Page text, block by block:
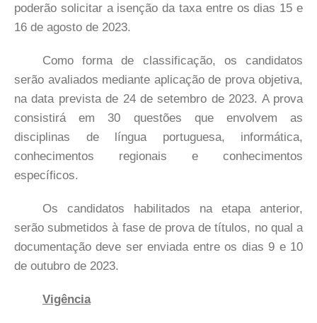
poderão solicitar a isenção da taxa entre os dias 15 e
16 de agosto de 2023.
Como forma de classificação, os candidatos
serão avaliados mediante aplicação de prova objetiva,
na data prevista de 24 de setembro de 2023. A prova
consistirá em 30 questões que envolvem as
disciplinas de língua portuguesa, informática,
conhecimentos regionais e conhecimentos
específicos.
Os candidatos habilitados na etapa anterior,
serão submetidos à fase de prova de títulos, no qual a
documentação deve ser enviada entre os dias 9 e 10
de outubro de 2023.
Vigência